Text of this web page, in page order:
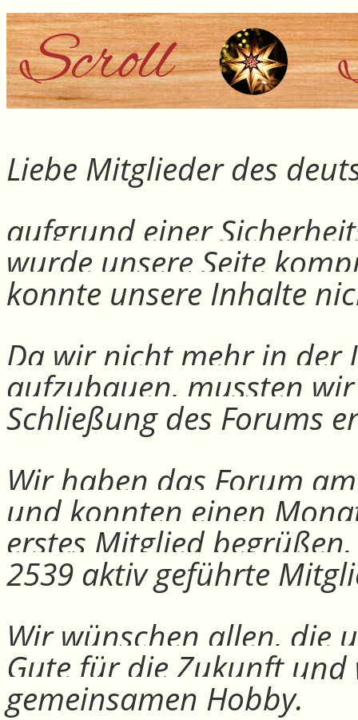
Liebe Mitglieder des
aufgrund einer
wurde unsere Seite
konnte unsere Inhalte
Da wir nicht mehr in der
aufzubauen, mussten
Schließung des Forums
Wir haben das Forum
und konnten einen
erstes Mitglied
2539 aktiv geführte
Wir wünschen allen, die
Gute für die Zukunft
gemeinsamen Hobby.